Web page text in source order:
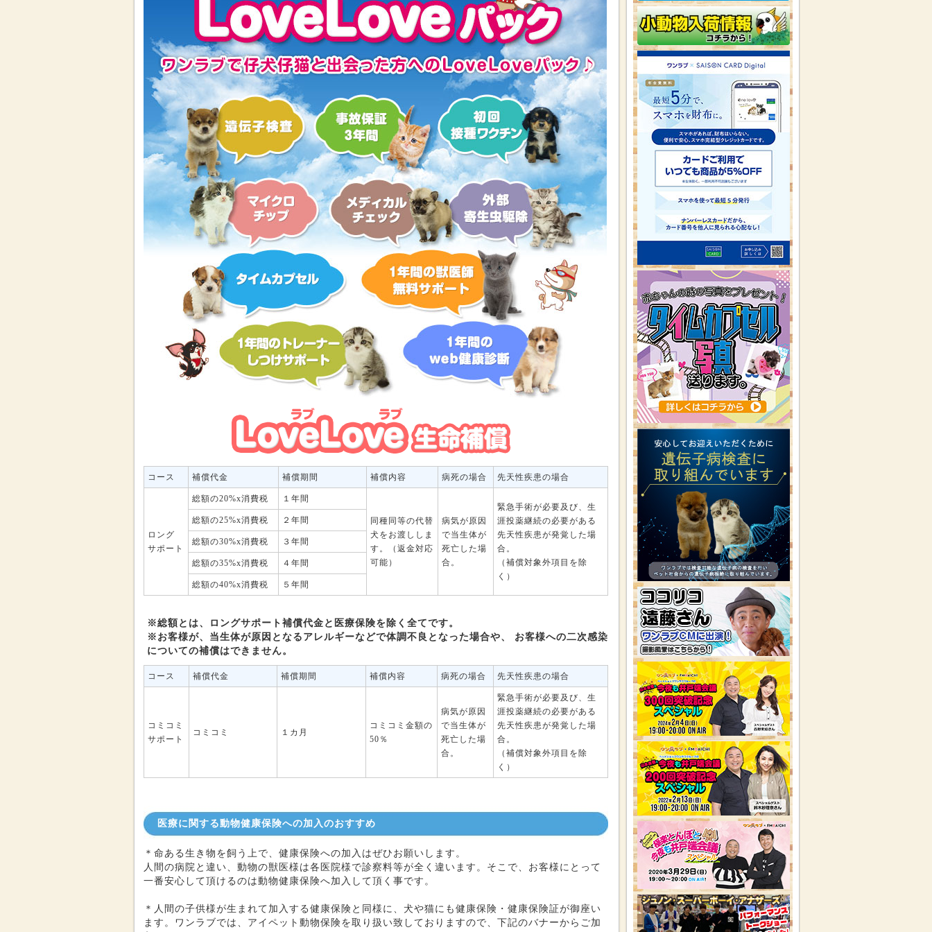
コース 補償代金 補償期間 補償内容 病死の場合 先天性疾患の場合
ロング
サポート
総額の20%x消費税 １年間
同種同等の代替
犬をお渡ししま
す。（返金対応
可能）
病気が原因
で当生体が
死亡した場
合。
緊急手術が必要及び、生
涯投薬継続の必要がある
先天性疾患が発覚した場
合。
（補償対象外項目を除
く）
総額の25%x消費税 ２年間
総額の30%x消費税 ３年間
総額の35%x消費税 ４年間
総額の40%x消費税 ５年間
※総額とは、ロングサポート補償代金と医療保険を除く全てです。
※お客様が、当生体が原因となるアレルギーなどで体調不良となった場合や、 お客様への二次感染
についての補償はできません。
コース 補償代金 補償期間 補償内容 病死の場合 先天性疾患の場合
コミコミ
サポート
コミコミ １カ月
コミコミ金額の
50％
病気が原因
で当生体が
死亡した場
合。
緊急手術が必要及び、生
涯投薬継続の必要がある
先天性疾患が発覚した場
合。
（補償対象外項目を除
く）
医療に関する動物健康保険への加入のおすすめ
＊命ある生き物を飼う上で、健康保険への加入はぜひお願いします。
人間の病院と違い、動物の獣医様は各医院様で診察料等が全く違います。そこで、お客様にとって
一番安心して頂けるのは動物健康保険へ加入して頂く事です。
＊人間の子供様が生まれて加入する健康保険と同様に、犬や猫にも健康保険・健康保険証が御座い
ます。ワンラブでは、アイペット動物保険を取り扱い致しておりますので、下記のバナーからご加